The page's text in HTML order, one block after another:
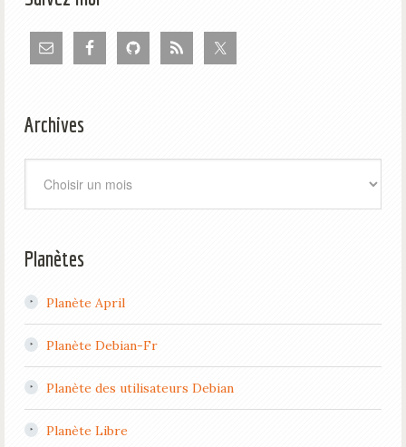
Archives
Planètes
Planète April
Planète Debian-Fr
Planète des utilisateurs Debian
Planète Libre